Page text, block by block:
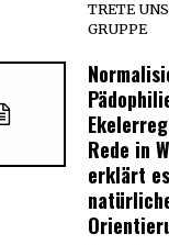
TRETE
GRUPPE
Rede in
erklärt